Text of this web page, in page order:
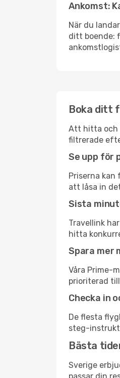
Ankomst:
När du
ditt boende:
Boka ditt
Att hitta och
filtrerade
Se upp för
Priserna
att låsa in
Sista
Travellink
hitta
Spara mer
Våra Prime-
prioriterad
Checka in
De flesta
steg-
Bästa
Sverige